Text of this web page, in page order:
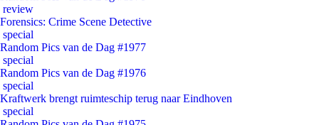
review
Forensics: Crime Scene Detective
special
Random Pics van de Dag #1977
special
Random Pics van de Dag #1976
special
Kraftwerk brengt ruimteschip terug naar Eindhoven
special